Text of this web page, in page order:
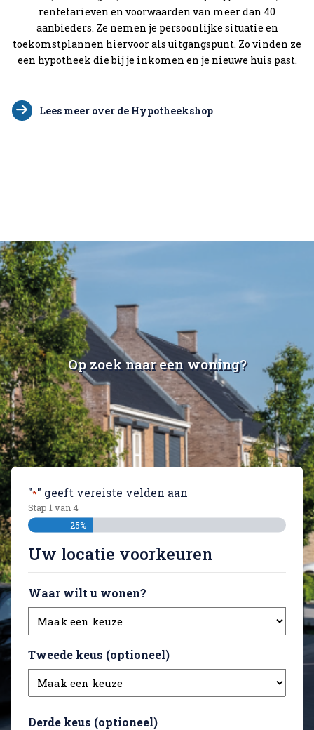
rentetarieven en voorwaarden van meer dan 40
aanbieders. Ze nemen je persoonlijke situatie en
toekomstplannen hiervoor als uitgangspunt. Zo vinden ze
een hypotheek die bij je inkomen en je nieuwe huis past.
Lees meer over de Hypotheekshop
Op zoek naar een woning?
"*" geeft vereiste velden aan
Stap 1van4
25%
Uw locatie voorkeuren
Waar wilt u wonen?
Tweede keus (optioneel)
Derde keus (optioneel)